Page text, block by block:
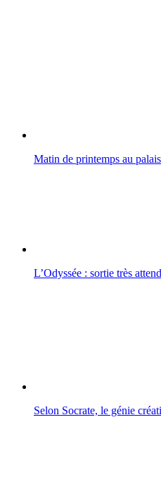
Matin de printemps au
L’Odyssée : sortie très
Selon Socrate, le génie